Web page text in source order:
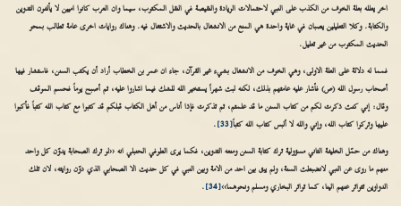
اخر يعلله بعلة الخوف من الكذب على النبي لاحتمالات الزيادة والنقيصة في النقل المكتوب، سيما وان العرب كانوا اميين لا يألفون التدوين
والكتابة. وكلا التعليلين يصبان في غاية واحدة هي المنع من الانشغال بالحديث والاشتغال فيه. وهناك روايات اخرى عامة تطالب بمحو
الحديث المكتوب من غير تعليل.
فمما له دلالة على العلة الاولى، وهي الخوف من الانشغال بشيء غير القرآن، جاء ان عمر بن الخطاب أراد أن يكتب السنن، فاستشار فيها
أصحاب رسول الله (ص) فأشار عليه عامتهم بذلك، لكنه لبث شهراً يستخير الله للشك فيما اشاروا عليه، ثم أصبح يوماً فحسم الموقف
وقال: إني كنت ذكرت لكم من كتاب السنن ما قد علمتم، ثم تذكرت فإذا أناس من أهل الكتاب قبلكم قد كتبوا مع كتاب الله كتباً فأكبوا
عليها وتركوا كتاب الله، وإني والله لا ألبس كتاب الله كتباً[33]
.
وهناك من حمّل الخليفة الثاني مسؤولية ترك كتابة السنن ومنعه التدوين، فكما يرى الطوفي الحنبلي انه ‹‹لو ترك الصحابة يدوّن كل واحد
منهم ما روى عن النبي لانضبطت السنة، ولم يبق بين احد من الامة وبين النبي في كل حديث الا الصحابي الذي دوّن روايته، لان تلك
الدواوين تتواتر عنهم الينا، كما تواتر البخاري ومسلم ونحوهما››[34]
.